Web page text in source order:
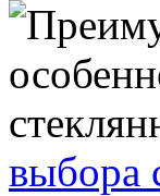
выбора